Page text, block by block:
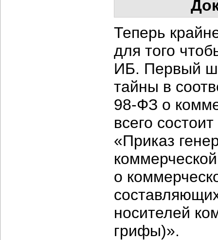
Теперь
для того
ИБ. Первый
тайны в
98-ФЗ о
всего
«Приказ
о
носителей
грифы)».